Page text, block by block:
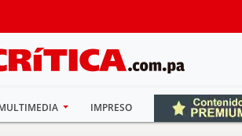
IMPRESO